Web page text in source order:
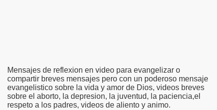
Mensajes de reflexion en video para evangelizar o
compartir breves mensajes pero con un poderoso mensaje
evangelistico sobre la vida y amor de Dios, videos breves
sobre el aborto, la depresion, la juventud, la paciencia,el
respeto a los padres, videos de aliento y animo.